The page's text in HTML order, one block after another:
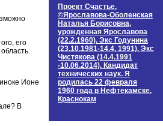
его
Ионе
В
Проект Счастье.
©Ярославова-Оболенская
Наталья Борисовна,
урожденная Ярославова
(22.2.1960). Экс Годунина
(23.10.1981-14.4. 1991). Экс
Чистякова (14.4.1991
-10.06.2014). Кандидат
технических наук. Я
родилась 22 февраля
1960 года в Нефтекамске,
Краснокам